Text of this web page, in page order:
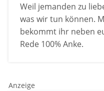
Weil jemanden zu
was wir tun können.
bekommt ihr neben
Rede 100% Anke.
Anzeige